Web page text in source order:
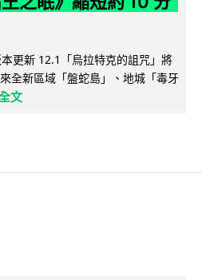
更新 12.1「烏拉特克的詛咒」將
全新區域「盤蛇島」、地城「毒牙
文